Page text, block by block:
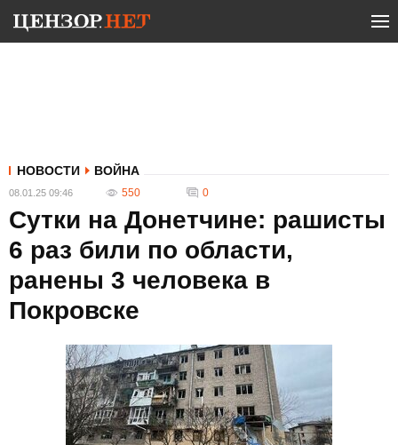
НОВОСТИ ВОЙНА
08.01.25 09:46 550 0
Сутки на Донетчине: рашисты
6 раз били по области,
ранены 3 человека в
Покровске